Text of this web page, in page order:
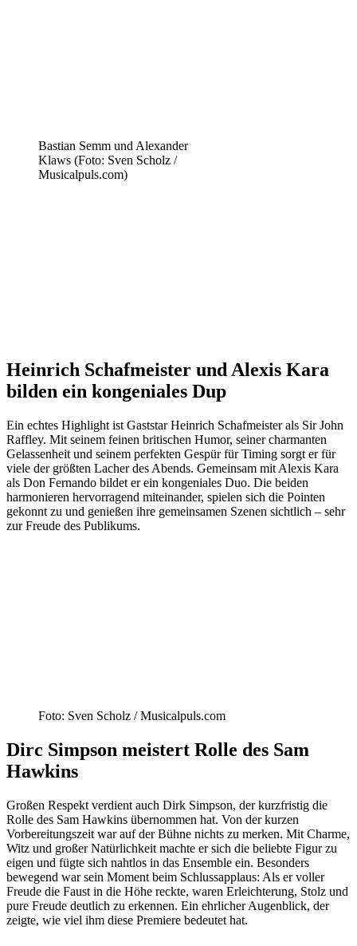
Bastian Semm und Alexander
Klaws (Foto: Sven Scholz /
Musicalpuls.com)
Heinrich Schafmeister und Alexis Kara
bilden ein kongeniales Dup
Ein echtes Highlight ist Gaststar Heinrich Schafmeister als Sir John
Raffley. Mit seinem feinen britischen Humor, seiner charmanten
Gelassenheit und seinem perfekten Gespür für Timing sorgt er für
viele der größten Lacher des Abends. Gemeinsam mit Alexis Kara
als Don Fernando bildet er ein kongeniales Duo. Die beiden
harmonieren hervorragend miteinander, spielen sich die Pointen
gekonnt zu und genießen ihre gemeinsamen Szenen sichtlich – sehr
zur Freude des Publikums.
Foto: Sven Scholz / Musicalpuls.com
Dirc Simpson meistert Rolle des Sam
Hawkins
Großen Respekt verdient auch Dirk Simpson, der kurzfristig die
Rolle des Sam Hawkins übernommen hat. Von der kurzen
Vorbereitungszeit war auf der Bühne nichts zu merken. Mit Charme,
Witz und großer Natürlichkeit machte er sich die beliebte Figur zu
eigen und fügte sich nahtlos in das Ensemble ein. Besonders
bewegend war sein Moment beim Schlussapplaus: Als er voller
Freude die Faust in die Höhe reckte, waren Erleichterung, Stolz und
pure Freude deutlich zu erkennen. Ein ehrlicher Augenblick, der
zeigte, wie viel ihm diese Premiere bedeutet hat.